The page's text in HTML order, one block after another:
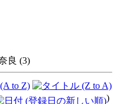
良 (3)
)